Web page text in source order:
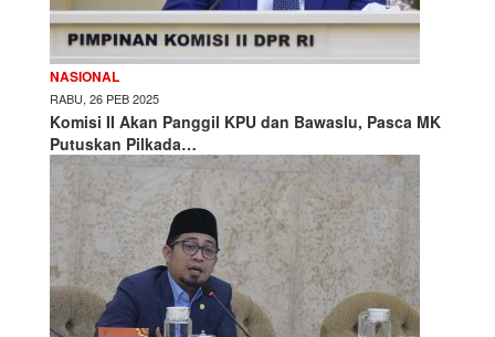
NASIONAL
RABU, 26 PEB 2025
Komisi II Akan Panggil KPU dan Bawaslu, Pasca MK
Putuskan Pilkada…